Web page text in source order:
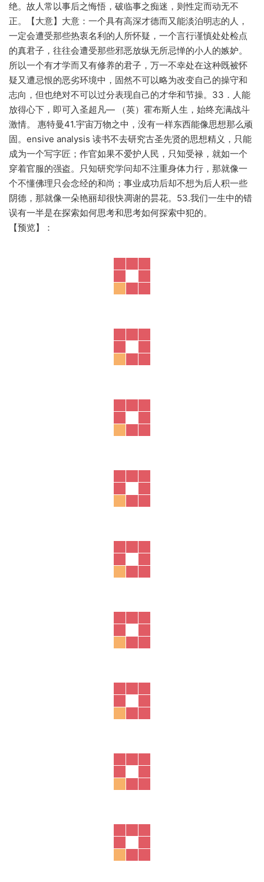
绝。故人常以事后之悔悟，破临事之痴迷，则性定而动无不
正。【大意】大意：一个具有高深才德而又能淡泊明志的人，
一定会遭受那些热衷名利的人所怀疑，一个言行谨慎处处检点
的真君子，往往会遭受那些邪恶放纵无所忌惮的小人的嫉妒。
所以一个有才学而又有修养的君子，万一不幸处在这种既被怀
疑又遭忌恨的恶劣环境中，固然不可以略为改变自己的操守和
志向，但也绝对不可以过分表现自己的才华和节操。33．人能
放得心下，即可入圣超凡— （英）霍布斯人生，始终充满战斗
激情。 惠特曼41.宇宙万物之中，没有一样东西能像思想那么顽
固。ensive analysis 读书不去研究古圣先贤的思想精义，只能
成为一个写字匠；作官如果不爱护人民，只知受禄，就如一个
穿着官服的强盗。只知研究学问却不注重身体力行，那就像一
个不懂佛理只会念经的和尚；事业成功后却不想为后人积一些
阴德，那就像一朵艳丽却很快凋谢的昙花。53.我们一生中的错
误有一半是在探索如何思考和思考如何探索中犯的。
【预览】：